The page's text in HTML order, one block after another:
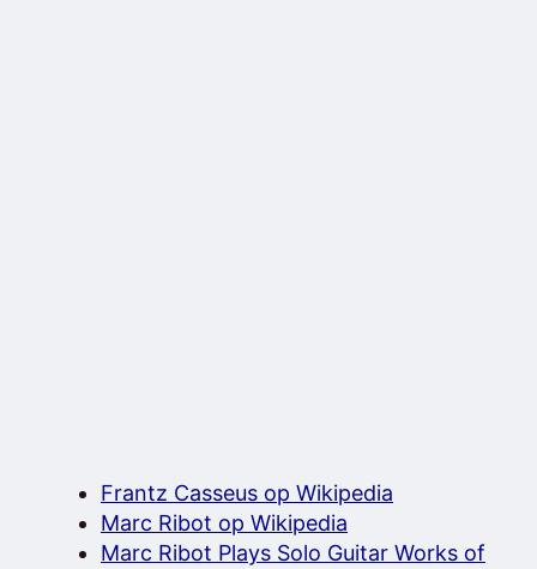
Frantz Casseus op Wikipedia
Marc Ribot op Wikipedia
Marc Ribot Plays Solo Guitar Works of